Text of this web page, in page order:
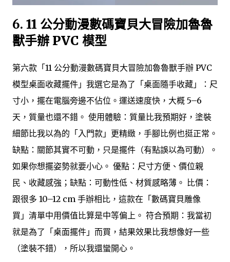
6. 11 公分動漫數碼寶貝大冒險加魯魯
獸手辦 PVC 模型
第六款「11 公分動漫數碼寶貝大冒險加魯魯獸手辦 PVC
模型桌面收藏擺件」我選它是為了「桌面隨手收藏」：尺
寸小，擺在電腦旁邊不佔位。運送速度快，大概 5–6
天，質量也還不錯。 使用體驗：質量比我預期好，塗裝
細節比我以為的「入門款」更精緻，手腳比例也挺正常。
缺點：關節其實不可動，只是擺件（有點誤以為可動）。
如果你想擺姿勢就要小心。 優點：尺寸方便、價位親
民、收藏感強；缺點：可動性低、材質感略薄。 比價：
跟很多 10–12 cm 手辦相比，這款在「數碼寶貝雕像
買」清單中用價值比算是中等偏上。 符合預期：我當初
就是為了「桌面擺件」而買，結果效果比我想像好一些
（塗裝不錯），所以我還蠻開心。